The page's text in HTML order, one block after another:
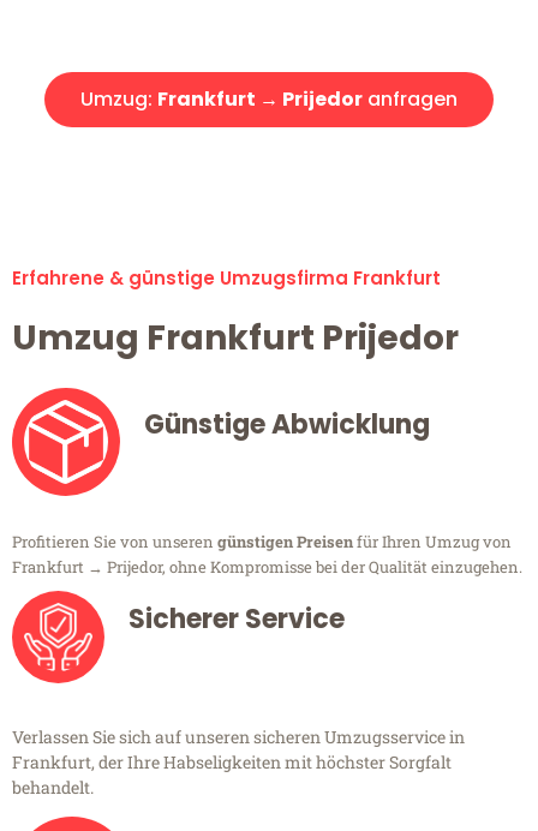
Umzug: Frankfurt → Prijedor anfragen
Erfahrene & günstige Umzugsfirma Frankfurt
Umzug Frankfurt Prijedor
Günstige Abwicklung
Profitieren Sie von unseren günstigen Preisenfür Ihren Umzug von
Frankfurt → Prijedor, ohne Kompromisse bei der Qualität einzugehen.
Sicherer Service
Verlassen Sie sich auf unseren sicheren Umzugsservice in
Frankfurt, der Ihre Habseligkeiten mit höchster Sorgfalt
behandelt.